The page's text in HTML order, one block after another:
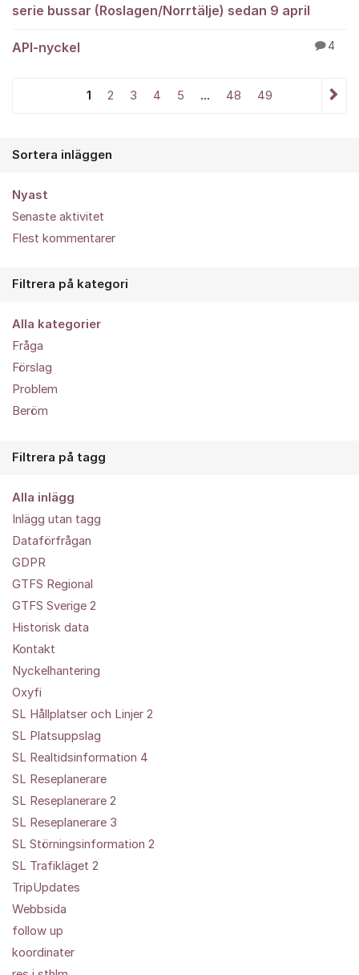
serie bussar (Roslagen/Norrtälje) sedan 9 april
API-nyckel 4
1 2 3 4 5 ... 48 49
Sortera inläggen
Nyast
Senaste aktivitet
Flest kommentarer
Filtrera på kategori
Alla kategorier
Fråga
Förslag
Problem
Beröm
Filtrera på tagg
Alla inlägg
Inlägg utan tagg
Dataförfrågan
GDPR
GTFS Regional
GTFS Sverige 2
Historisk data
Kontakt
Nyckelhantering
Oxyfi
SL Hållplatser och Linjer 2
SL Platsuppslag
SL Realtidsinformation 4
SL Reseplanerare
SL Reseplanerare 2
SL Reseplanerare 3
SL Störningsinformation 2
SL Trafikläget 2
TripUpdates
Webbsida
follow up
koordinater